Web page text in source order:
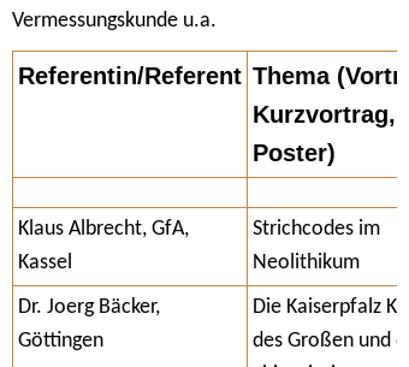
Vermessungskunde u.a.
Referentin/Referent Thema
Kurzvortrag,
Poster)
Klaus Albrecht, GfA,
Kassel
Strichcodes im
Neolithikum
Dr. Joerg Bäcker,
Göttingen
Die Kaiserpfalz
des Großen und